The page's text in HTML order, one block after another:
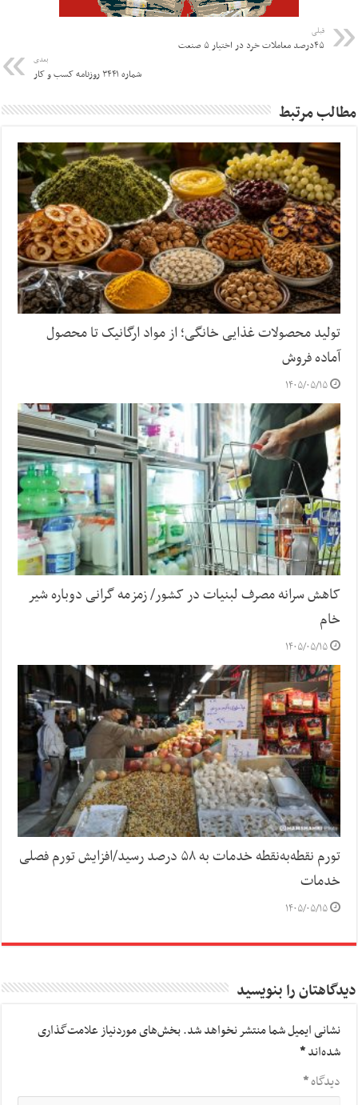
قبلی
۴۵درصد معاملات خرد در اختیار ۵ صنعت
بعدی
شماره ۳۴۴۱ روزنامه کسب و کار
مطالب مرتبط
تولید محصولات غذایی خانگی؛ از مواد ارگانیک تا محصول
آماده فروش
۱۴۰۵/۰۵/۱۵
کاهش سرانه مصرف لبنیات در کشور/ زمزمه گرانی دوباره شیر
خام
۱۴۰۵/۰۵/۱۵
تورم نقطه‌به‌نقطه خدمات به ۵۸ درصد رسید/افزایش تورم فصلی
خدمات
۱۴۰۵/۰۵/۱۵
دیدگاهتان را بنویسید
نشانی ایمیل شما منتشر نخواهد شد.بخش‌های موردنیاز علامت‌گذاری
شده‌اند*
دیدگاه*